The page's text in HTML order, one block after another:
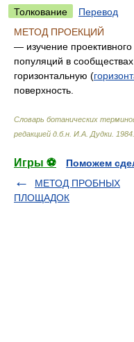
Толкование
Перевод
МЕТОД ПРОЕКЦИЙ
— изучение
популяций в
горизонтальную (
поверхность.
Словарь ботанических
редакцией д.б.н. И.А. Дудки 1984
Игры ⚽
Поможем
МЕТОД ПРОБНЫХ
ПЛОЩАДОК